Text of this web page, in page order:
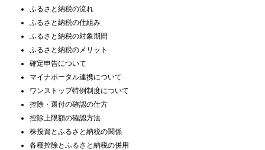
ふるさと納税の流れ
ふるさと納税の仕組み
ふるさと納税の対象期間
ふるさと納税のメリット
確定申告について
マイナポータル連携について
ワンストップ特例制度について
控除・還付の確認の仕方
控除上限額の確認方法
株投資とふるさと納税の関係
各種控除とふるさと納税の併用